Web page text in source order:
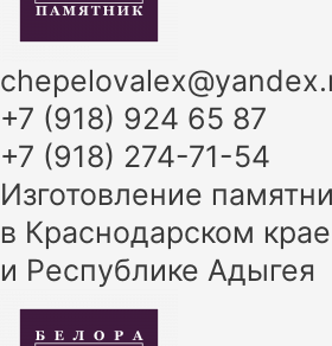
+7 (918) 924 65 87
+7 (918) 274-71-54
Изготовление
в Краснодарском крае
и Республике Адыгея